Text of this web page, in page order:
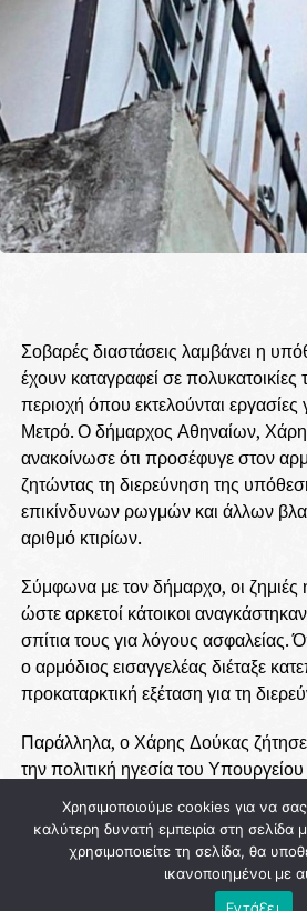
Σοβαρές διαστάσεις λαμβάνει η
έχουν καταγραφεί σε
περιοχή όπου εκτελούνται
Μετρό. Ο δήμαρχος Αθηναίων,
ανακοίνωσε ότι προσέφυγε στον
ζητώντας τη διερεύνηση της
επικίνδυνων ρωγμών και άλλων
αριθμό κτιρίων.
Σύμφωνα με τον δήμαρχο, οι ζημιές
ώστε αρκετοί κάτοικοι
σπίτια τους για λόγους
ο αρμόδιος εισαγγελέας διέταξε
προκαταρκτική εξέταση για τη
Παράλληλα, ο Χάρης Δούκας
την πολιτική ηγεσία του
Μεταφορών, καθώς και με τη
Μετρό Α.Ε., προκειμένου να
για τα αίτια των προβλημάτων και
Χρησιμοποιούμε cookies για να
καλύτερη δυνατή εμπειρία στη σελίδα
χρησιμοποιείτε τη σελίδα, θα
ικανοποιημένοι με